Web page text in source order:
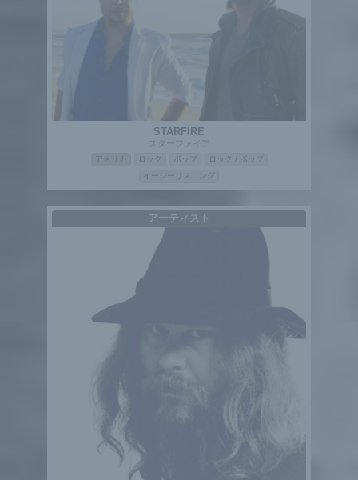
STARFIRE
スターファイア
アメリカ ロック ポップ
ロック / ポップ
イージーリスニング
アーティスト